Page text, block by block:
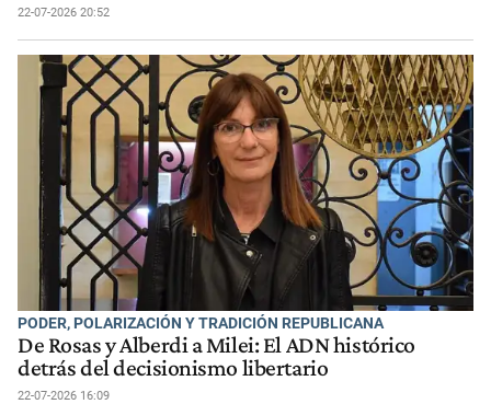
22-07-2026 20:52
PODER, POLARIZACIÓN Y TRADICIÓN REPUBLICANA
De Rosas y Alberdi a Milei: El ADN histórico
detrás del decisionismo libertario
22-07-2026 16:09